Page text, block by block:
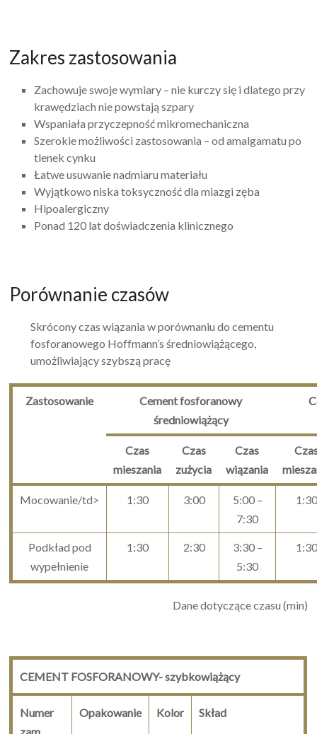
Zakres zastosowania
Zachowuje swoje wymiary – nie kurczy się i dlatego przy
krawędziach nie powstają szpary
Wspaniała przyczepność mikromechaniczna
Szerokie możliwości zastosowania – od amalgamatu po
tlenek cynku
Łatwe usuwanie nadmiaru materiału
Wyjątkowo niska toksyczność dla miazgi zęba
Hipoalergiczny
Ponad 120 lat doświadczenia klinicznego
Porównanie czasów
Skrócony czas wiązania w porównaniu do cementu
fosforanowego Hoffmann’s średniowiążącego,
umożliwiający szybszą pracę
Zastosowanie
Cement fosforanowy
średniowiążący
Czas
mieszania
Czas
zużycia
Czas
wiązania
Mocowanie/td> 1:30 3:00
5:00 –
7:30
Podkład pod
wypełnienie
1:30 2:30
3:30 –
5:30
Dane dotyczące czasu (min)
CEMENT FOSFORANOWY- szybkowiążący
Numer
Opakowanie Kolor Skład